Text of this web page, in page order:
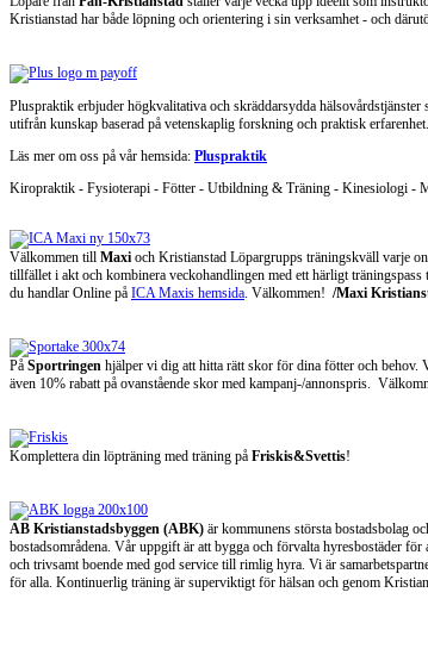
Kristianstad har både löpning och orientering i sin verksamhet - och
Pluspraktik erbjuder högkvalitativa och skräddarsydda hälsovårdstjänster
utifrån kunskap baserad på vetenskaplig forskning och praktisk erfarenhet.
Läs mer om oss på vår hemsida: Pluspraktik
Kiropraktik - Fysioterapi - Fötter - Utbildning & Träning - Kinesiologi -
Välkommen till Maxi och Kristianstad Löpargrupps träningskväll varje
tillfället i akt och kombinera veckohandlingen med ett härligt
du handlar Online på ICA Maxis hemsida. Välkommen! /Maxi
På Sportringen hjälper vi dig att hitta rätt skor för dina fötter och
även 10% rabatt på ovanstående skor med kampanj-/annonspris.
Komplettera din löpträning med träning på Friskis&Svettis!
AB Kristianstadsbyggen (ABK) är kommunens största bostadsbolag
bostadsområdena. Vår uppgift är att bygga och förvalta hyresbostäder
och trivsamt boende med god service till rimlig hyra. Vi är
för alla. Kontinuerlig träning är superviktigt för hälsan och genom